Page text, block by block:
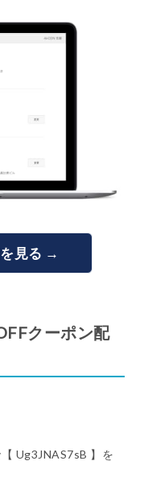
見る →
クーポン配
Ug3JNAS7sB 】を